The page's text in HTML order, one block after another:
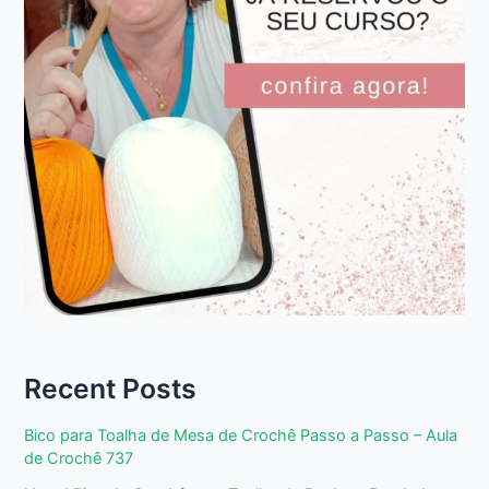
Recent Posts
Bico para Toalha de Mesa de Crochê Passo a Passo – Aula
de Crochê 737